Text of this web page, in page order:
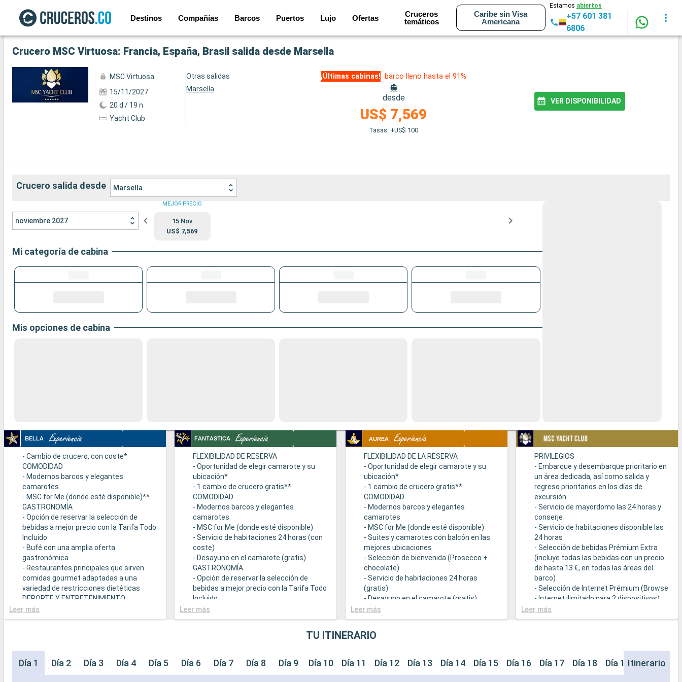
Destinos Compañías Barcos Puertos Lujo Ofertas
Cruceros
temáticos
Caribe sin Visa
Americana
Estamos abiertos
+57 601 381
6806
Ver las 76 fotos siguientes
Crucero MSC Virtuosa: Francia, España, Brasil salida desde Marsella
MSC Virtuosa
15/11/2027
20 d / 19 n
Yacht Club
Otras salidas
Marsella
¡Últimas cabinas! barco lleno hasta el 91%
desde
US$ 7,569
Tasas: +US$ 100
VER DISPONIBILIDAD
Crucero salida desde Marsella
noviembre 2027
MEJOR PRECIO
15 Nov
US$ 7,569
Mi categoría de cabina
Mis opciones de cabina
- Cambio de crucero, con coste*
COMODIDAD
- Modernos barcos y elegantes
camarotes
- MSC for Me (donde esté disponible)**
GASTRONOMÍA
- Opción de reservar la selección de
bebidas a mejor precio con la Tarifa Todo
Incluido
- Bufé con una amplia oferta
gastronómica
- Restaurantes principales que sirven
comidas gourmet adaptadas a una
variedad de restricciones dietéticas
DEPORTE Y ENTRETENIMIENTO
- Programa variado de espectáculos en el
teatro al estilo de Broadway
panorámicas
Leer más
FLEXIBILIDAD DE RESERVA
- Oportunidad de elegir camarote y su
ubicación*
- 1 cambio de crucero gratis**
COMODIDAD
- Modernos barcos y elegantes
camarotes
- MSC for Me (donde esté disponible)
- Servicio de habitaciones 24 horas (con
coste)
- Desayuno en el camarote (gratis)
GASTRONOMÍA
- Opción de reservar la selección de
bebidas a mejor precio con la Tarifa Todo
Incluido
- Bufé con una amplia oferta
gastronómica
- Posibilidad de elegir el turno de cena
Leer más
FLEXIBILIDAD DE LA RESERVA
- Oportunidad de elegir camarote y su
ubicación*
- 1 cambio de crucero gratis**
COMODIDAD
- Modernos barcos y elegantes
camarotes
- MSC for Me (donde esté disponible)
- Suites y camarotes con balcón en las
mejores ubicaciones
- Selección de bienvenida (Prosecco +
chocolate)
- Servicio de habitaciones 24 horas
(gratis)
- Desayuno en el camarote (gratis)
GASTRONOMÍA
- Opción de reservar la selección de
Incluido
gastronómica
Leer más
PRIVILEGIOS
- Embarque y desembarque prioritario en
un área dedicada, así como salida y
regreso prioritarios en los días de
excursión
- Servicio de mayordomo las 24 horas y
conserje
- Servicio de habitaciones disponible las
24 horas
- Selección de bebidas Prémium Extra
(incluye todas las bebidas con un precio
de hasta 13 €, en todas las áreas del
barco)
- Selección de Internet Prémium (Browse
- Internet ilimitado para 2 dispositivos)
- Acceso prioritario a la suite termal de
MSC Aurea Spa
- Otros detalles: servicio de empaquetar
Leer más
TU ITINERARIO
Día 1 Día 2 Día 3 Día 4 Día 5 Día 6 Día 7 Día 8 Día 9 Día 10 Día 11 Día 12 Día 13 Día 14 Día 15 Día 16 Día 17 Día 18 Día 19 Día 20
Itinerario